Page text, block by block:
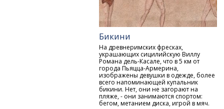
Бикини
На древнеримских фресках,
украшающих сицилийскую Виллу
Романа дель-Касале, что в 5 км от
города Пьяцца-Армерина,
изображены девушки в одежде, более
всего напоминающей купальник
бикини. Нет, они не загорают на
пляже, - они занимаются спортом:
бегом, метанием диска, игрой в мяч.